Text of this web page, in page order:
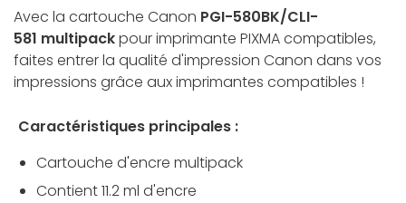
Avec la cartouche Canon PGI-580BK/CLI-
581 multipackpour imprimante PIXMA compatibles,
faites entrer la qualité d'impression Canon dans vos
impressions grâce aux imprimantes compatibles !
Caractéristiques principales :
Cartouche d'encre multipack
Contient 11.2 ml d'encre